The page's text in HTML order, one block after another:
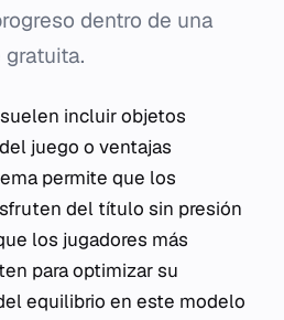
dentro de una
incluir objetos
juego o ventajas
permite que los
del título sin presión
los jugadores más
para optimizar su
equilibrio en este modelo